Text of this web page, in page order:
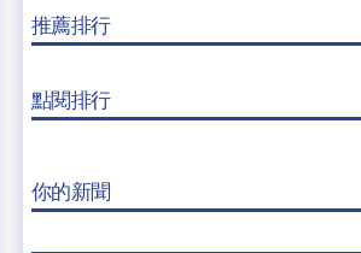
推薦排行
點閱排行
你的新聞